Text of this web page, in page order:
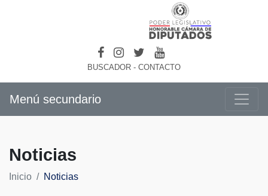
BUSCADOR - CONTACTO
Menú secundario
Noticias
Inicio Noticias